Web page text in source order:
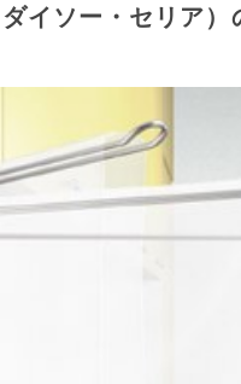
ソー・セリア）